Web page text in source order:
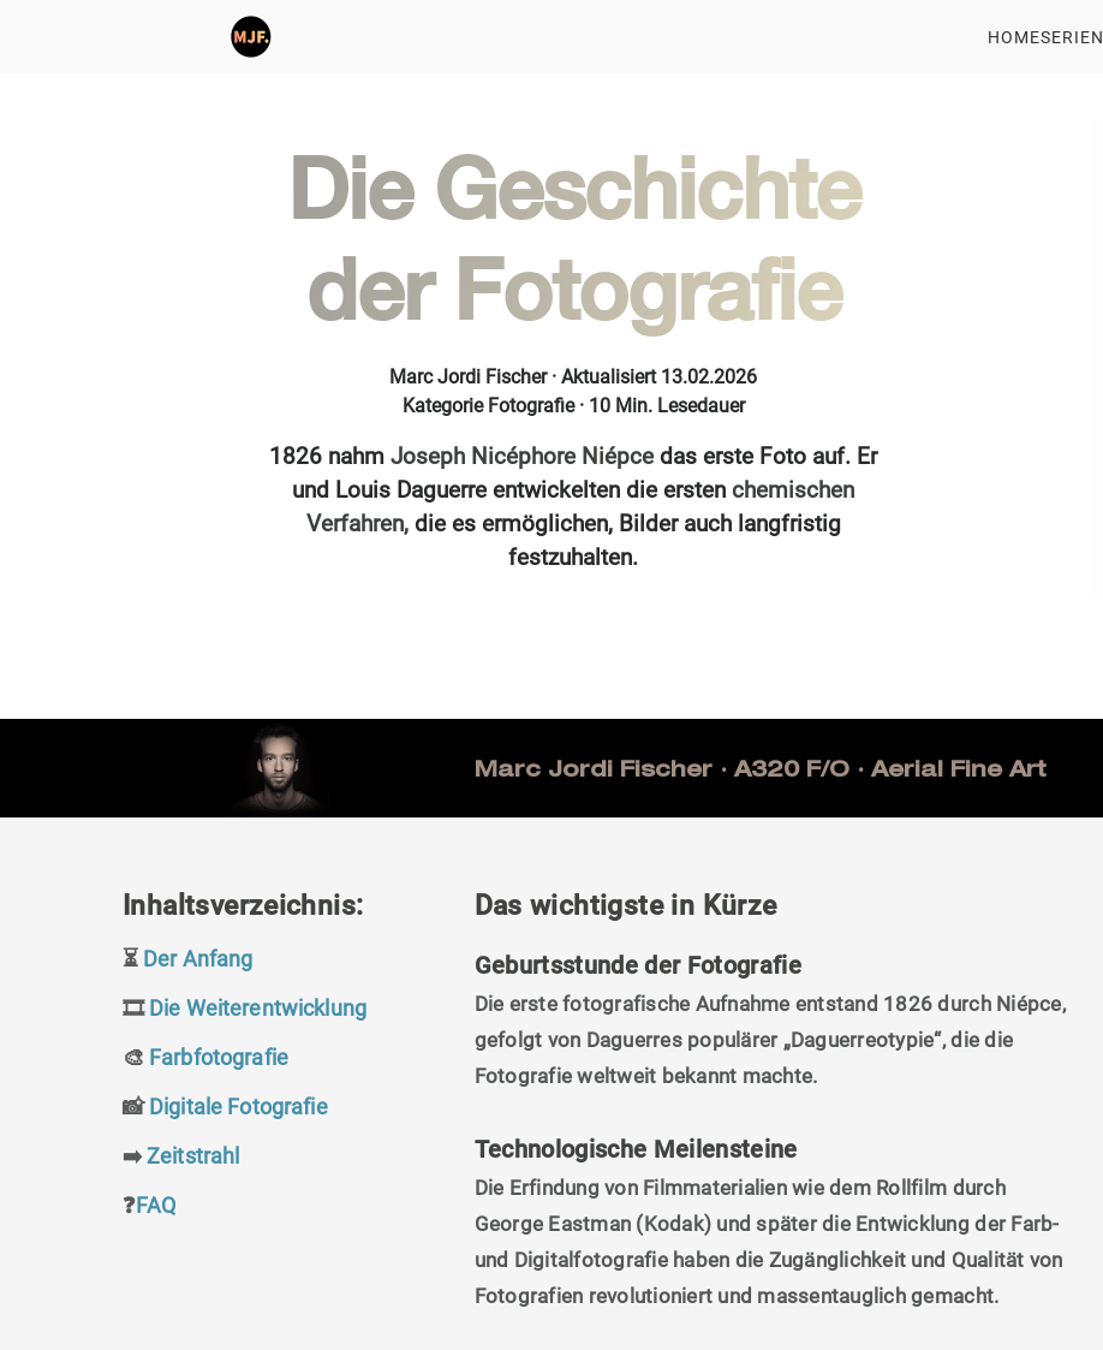
HOMESERIEN
Die Geschichte
der Fotografie
Marc Jordi Fischer · Aktualisiert 13.02.2026
Kategorie Fotografie · 10 Min. Lesedauer
1826 nahm Joseph Nicéphore Niépcedas erste Foto auf. Er
und Louis Daguerre entwickelten die ersten chemischen
Verfahren,die es ermöglichen, Bilder auch langfristig
festzuhalten.
Marc Jordi Fischer · A320 F/O · Aerial Fine Art
Inhaltsverzeichnis:
⏳ Der Anfang
🎞 Die Weiterentwicklung
🎨 Farbfotografie
📸 Digitale Fotografie
➡️Zeitstrahl
❓FAQ
Das wichtigste in Kürze
Geburtsstunde der Fotografie
Die erste fotografische Aufnahme entstand 1826 durch Niépce,
gefolgt von Daguerres populärer „Daguerreotypie“, die die
Fotografie weltweit bekannt machte.
Technologische Meilensteine
Die Erfindung von Filmmaterialien wie dem Rollfilm durch
George Eastman (Kodak) und später die Entwicklung der Farb-
und Digitalfotografie haben die Zugänglichkeit und Qualität von
Fotografien revolutioniert und massentauglich gemacht.